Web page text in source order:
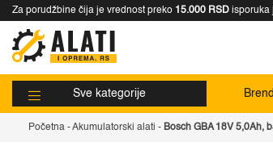
Za porudžbine čija je vrednost preko 15.000 RSD isporuka
Sve kategorije
Početna -Akumulatorski alati - Bosch GBA 18V 5,0Ah,